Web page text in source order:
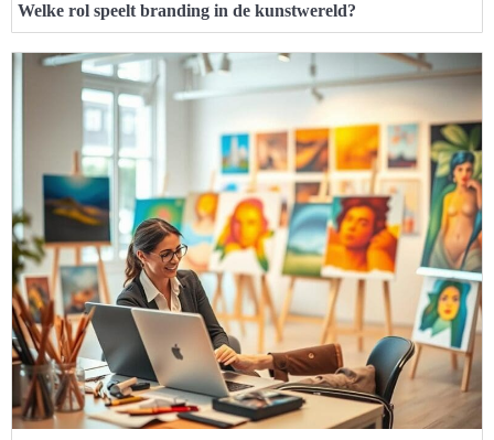
Welke rol speelt branding in de kunstwereld?